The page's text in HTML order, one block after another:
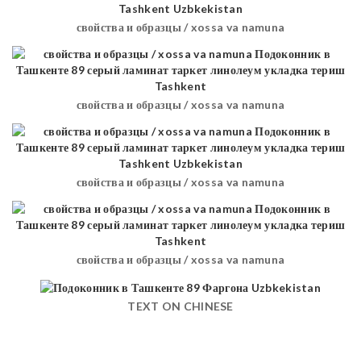
свойства и образцы / xossa va namuna
свойства и образцы / xossa va namuna
свойства и образцы / xossa va namuna
свойства и образцы / xossa va namuna
TEXT ON CHINESE